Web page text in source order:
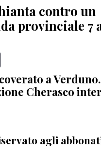
contro un
provinciale 7
a
Cherasco
agli